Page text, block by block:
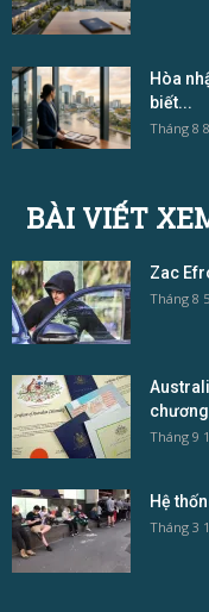
Hòa
biết...
Tháng 8
BÀI VIẾT
Zac
Tháng 8
Tháng 9
Hệ
Tháng 3